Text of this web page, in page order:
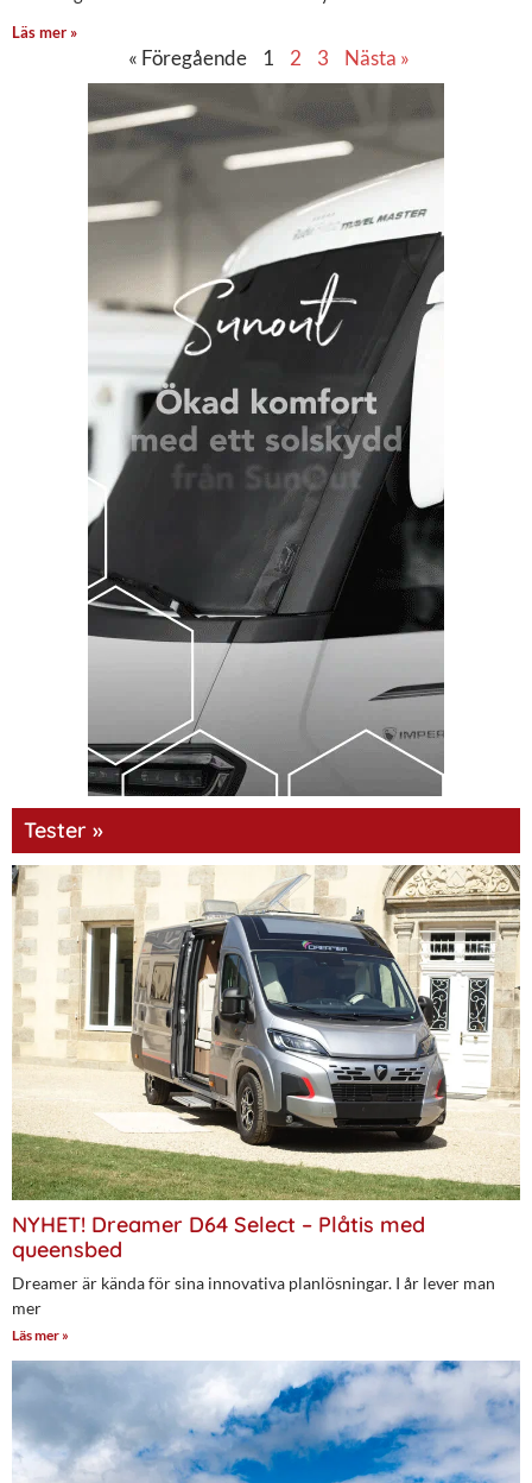
Läs mer »
« Föregående 1 2 3 Nästa »
Tester »
NYHET! Dreamer D64 Select – Plåtis med
queensbed
Dreamer är kända för sina innovativa planlösningar. I år lever man
mer
Läs mer »